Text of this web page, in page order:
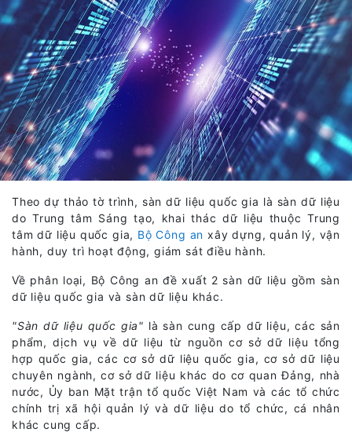
Theo dự thảo tờ trình, sàn dữ liệu quốc gia là sàn dữ liệu
do Trung tâm Sáng tạo, khai thác dữ liệu thuộc Trung
tâm dữ liệu quốc gia, Bộ Công an xây dựng, quản lý, vận
hành, duy trì hoạt động, giám sát điều hành.
Về phân loại, Bộ Công an đề xuất 2 sàn dữ liệu gồm sàn
dữ liệu quốc gia và sàn dữ liệu khác.
"Sàn dữ liệu quốc gia" là sàn cung cấp dữ liệu, các sản
phẩm, dịch vụ về dữ liệu từ nguồn cơ sở dữ liệu tổng
hợp quốc gia, các cơ sở dữ liệu quốc gia, cơ sở dữ liệu
chuyên ngành, cơ sở dữ liệu khác do cơ quan Đảng, nhà
nước, Ủy ban Mặt trận tổ quốc Việt Nam và các tổ chức
chính trị xã hội quản lý và dữ liệu do tổ chức, cá nhân
khác cung cấp.